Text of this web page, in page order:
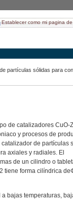
Establecer como mi pagina de
partículas sólidas para
de catalizadores CuO-
y procesos de
de partículas
axiales y radiales. El
de un cilindro o
tiene forma cilíndrica
bajas temperaturas,